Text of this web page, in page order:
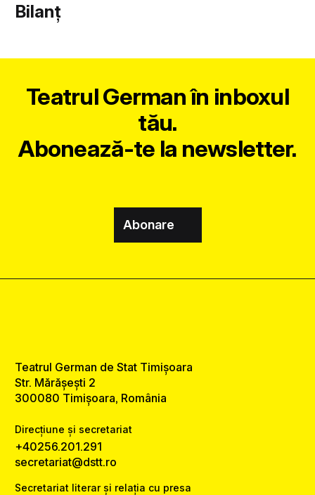
Bilanț
Teatrul German în inboxul
tău.
Abonează-te la newsletter.
Abonare
Teatrul German de Stat Timișoara
Str. Mărășești 2
300080 Timișoara, România
Direcțiune și secretariat
+40256.201.291
secretariat@dstt.ro
Secretariat literar și relația cu presa